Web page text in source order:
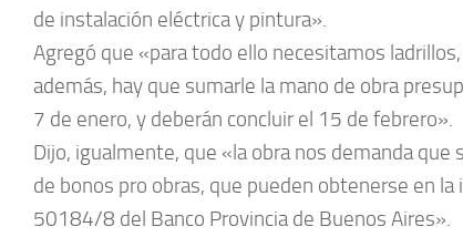
de instalación eléctrica y pintura».
Agregó que «para todo ello necesitamos
además, hay que sumarle la mano de obra
7 de enero, y deberán concluir el 15 de febrero».
Dijo, igualmente, que «la obra nos demanda
de bonos pro obras, que pueden obtenerse en
50184/8 del Banco Provincia de Buenos Aires».